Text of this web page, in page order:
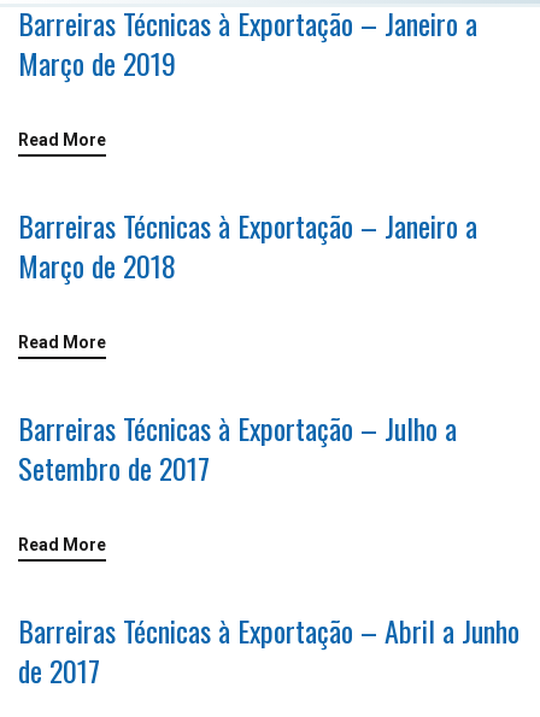
Barreiras Técnicas à Exportação – Janeiro a
Março de 2019
Read More
Barreiras Técnicas à Exportação – Janeiro a
Março de 2018
Read More
Barreiras Técnicas à Exportação – Julho a
Setembro de 2017
Read More
Barreiras Técnicas à Exportação – Abril a Junho
de 2017